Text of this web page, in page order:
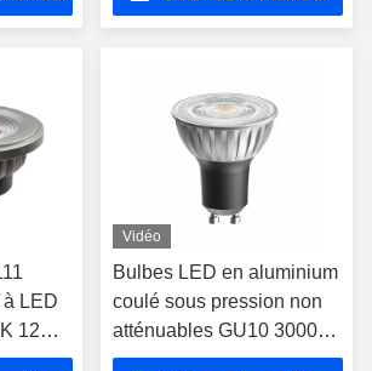
LED
12
non
Vidéo
Bulbes LED en aluminium
coulé sous pression non
atténuables GU10 3000k
36 degrés Bulbes